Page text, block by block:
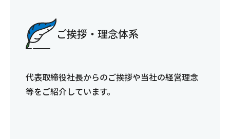
ご挨拶・理念体系
代表取締役社長からのご挨拶や当社の経営理念
等をご紹介しています。